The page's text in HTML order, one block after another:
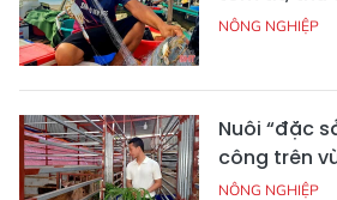
NÔNG NGHIỆP
Nuôi “đặc
công trên
NÔNG NGHIỆP